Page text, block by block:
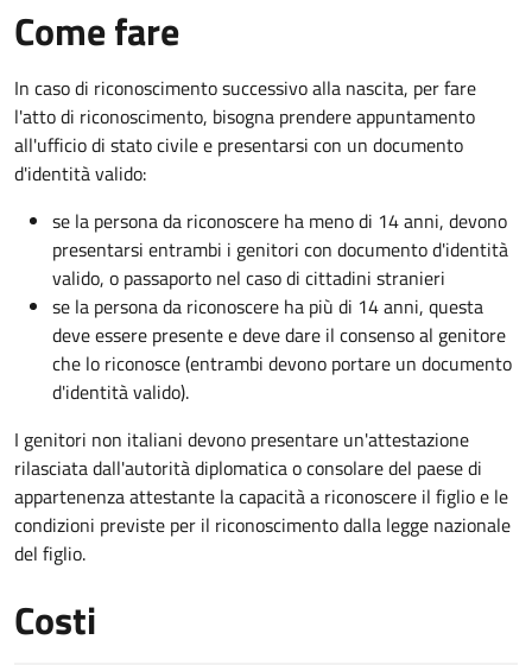
Come fare
In caso di riconoscimento successivo alla nascita, per fare
l'atto di riconoscimento, bisogna prendere appuntamento
all'ufficio di stato civile e presentarsi con un documento
d'identità valido:
se la persona da riconoscere ha meno di 14 anni, devono
presentarsi entrambi i genitori con documento d'identità
valido, o passaporto nel caso di cittadini stranieri
se la persona da riconoscere ha più di 14 anni, questa
deve essere presente e deve dare il consenso al genitore
che lo riconosce (entrambi devono portare un documento
d'identità valido).
I genitori non italiani devono presentare un'attestazione
rilasciata dall'autorità diplomatica o consolare del paese di
appartenenza attestante la capacità a riconoscere il figlio e le
condizioni previste per il riconoscimento dalla legge nazionale
del figlio.
Costi